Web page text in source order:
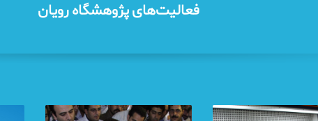
فعالیت‌های پژوهشگاه رویان